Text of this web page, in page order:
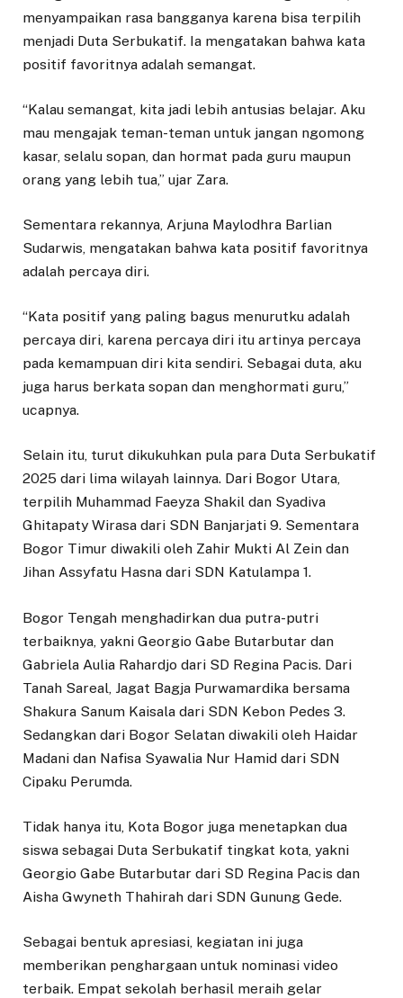
menyampaikan rasa bangganya karena bisa terpilih
menjadi Duta Serbukatif. Ia mengatakan bahwa kata
positif favoritnya adalah semangat.
“Kalau semangat, kita jadi lebih antusias belajar. Aku
mau mengajak teman-teman untuk jangan ngomong
kasar, selalu sopan, dan hormat pada guru maupun
orang yang lebih tua,” ujar Zara.
Sementara rekannya, Arjuna Maylodhra Barlian
Sudarwis, mengatakan bahwa kata positif favoritnya
adalah percaya diri.
“Kata positif yang paling bagus menurutku adalah
percaya diri, karena percaya diri itu artinya percaya
pada kemampuan diri kita sendiri. Sebagai duta, aku
juga harus berkata sopan dan menghormati guru,”
ucapnya.
Selain itu, turut dikukuhkan pula para Duta Serbukatif
2025 dari lima wilayah lainnya. Dari Bogor Utara,
terpilih Muhammad Faeyza Shakil dan Syadiva
Ghitapaty Wirasa dari SDN Banjarjati 9. Sementara
Bogor Timur diwakili oleh Zahir Mukti Al Zein dan
Jihan Assyfatu Hasna dari SDN Katulampa 1.
Bogor Tengah menghadirkan dua putra-putri
terbaiknya, yakni Georgio Gabe Butarbutar dan
Gabriela Aulia Rahardjo dari SD Regina Pacis. Dari
Tanah Sareal, Jagat Bagja Purwamardika bersama
Shakura Sanum Kaisala dari SDN Kebon Pedes 3.
Sedangkan dari Bogor Selatan diwakili oleh Haidar
Madani dan Nafisa Syawalia Nur Hamid dari SDN
Cipaku Perumda.
Tidak hanya itu, Kota Bogor juga menetapkan dua
siswa sebagai Duta Serbukatif tingkat kota, yakni
Georgio Gabe Butarbutar dari SD Regina Pacis dan
Aisha Gwyneth Thahirah dari SDN Gunung Gede.
Sebagai bentuk apresiasi, kegiatan ini juga
memberikan penghargaan untuk nominasi video
terbaik. Empat sekolah berhasil meraih gelar